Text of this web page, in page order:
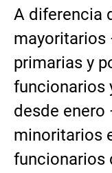
A diferencia
mayoritarios
primarias y
funcionarios
desde
minoritarios
funcionarios